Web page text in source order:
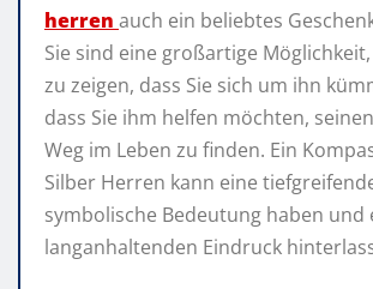
herren auch ein beliebtes
Sie sind eine großartige
zu zeigen, dass Sie sich um ihn
dass Sie ihm helfen möchten,
Weg im Leben zu finden. Ein
Silber Herren kann eine
symbolische Bedeutung haben und
langanhaltenden Eindruck